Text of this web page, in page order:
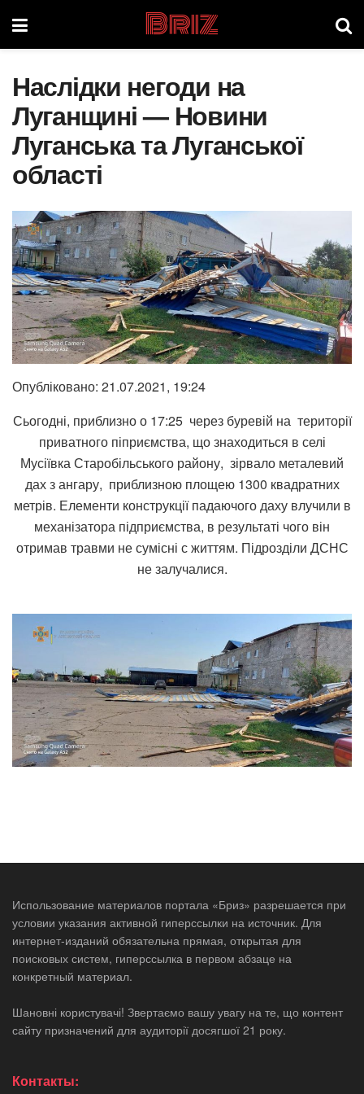
Briz
Наслідки негоди на
Луганщині — Новини
Луганська та Луганської
області
Опубліковано: 21.07.2021, 19:24
Сьогодні, приблизно о 17:25 через буревій на території
приватного піприємства, що знаходиться в селі
Мусіївка Старобільського району, зірвало металевий
дах з ангару, приблизною площею 1300 квадратних
метрів. Елементи конструкції падаючого даху влучили в
механізатора підприємства, в результаті чого він
отримав травми не сумісні с життям. Підрозділи ДСНС
не залучалися.
Использование материалов портала «Бриз» разрешается при
условии указания активной гиперссылки на источник. Для
интернет-изданий обязательна прямая, открытая для
поисковых систем, гиперссылка в первом абзаце на
конкретный материал.
Шановні користувачі! Звертаємо вашу увагу на те, що контент
сайту призначений для аудиторії досягшої 21 року.
Контакты: